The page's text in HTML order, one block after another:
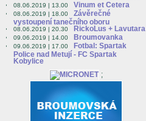
08.06.2019 | 13.00 Vinum et Cetera
08.06.2019 | 18.00 Závěrečné
vystoupení tanečního oboru
08.06.2019 | 20.30
RickoLus + Lavutara
09.06.2019 | 14.00 Broumovanka
09.06.2019 | 17.00 Fotbal: Spartak
Police nad Metují - FC Spartak
Kobylice
;